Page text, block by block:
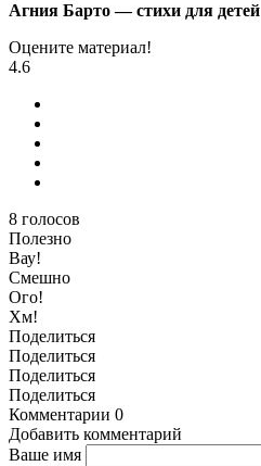
Агния Барто — стихи для детей
Оцените материал!
4.6
8 голосов
Полезно
Вау!
Смешно
Ого!
Хм!
Поделиться
Поделиться
Поделиться
Поделиться
Комментарии 0
Добавить комментарий
Ваше имя